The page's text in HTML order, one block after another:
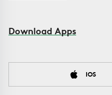
Download Apps
IOS